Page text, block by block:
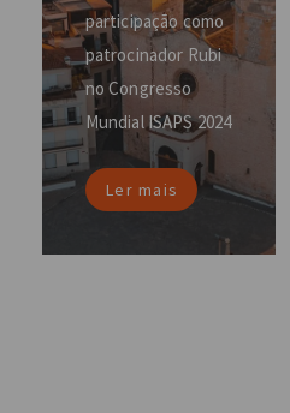
participação como
patrocinador Rubi
no Congresso
Mundial ISAPS 2024
Ler mais